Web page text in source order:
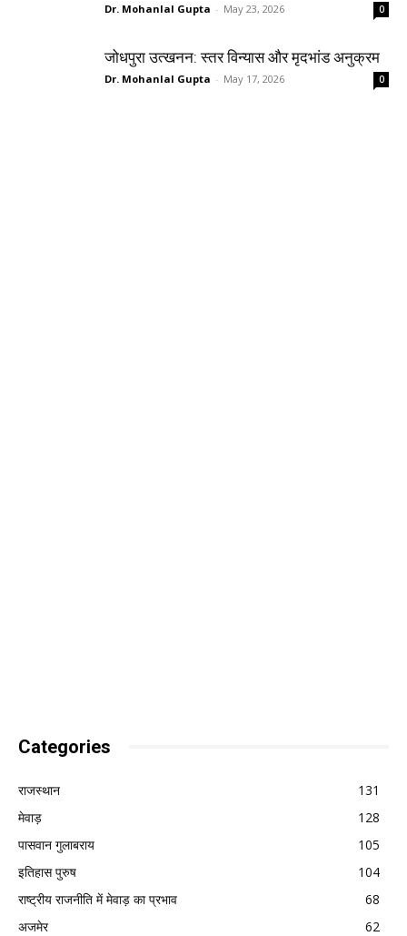
Dr. Mohanlal Gupta - May 23, 2026 0
जोधपुरा उत्खनन: स्तर विन्यास और मृदभांड अनुक्रम
Dr. Mohanlal Gupta - May 17, 2026 0
Categories
राजस्थान
131
मेवाड़
128
पासवान गुलाबराय
105
इतिहास पुरुष
104
राष्ट्रीय राजनीति में मेवाड़ का प्रभाव
68
अजमेर
62